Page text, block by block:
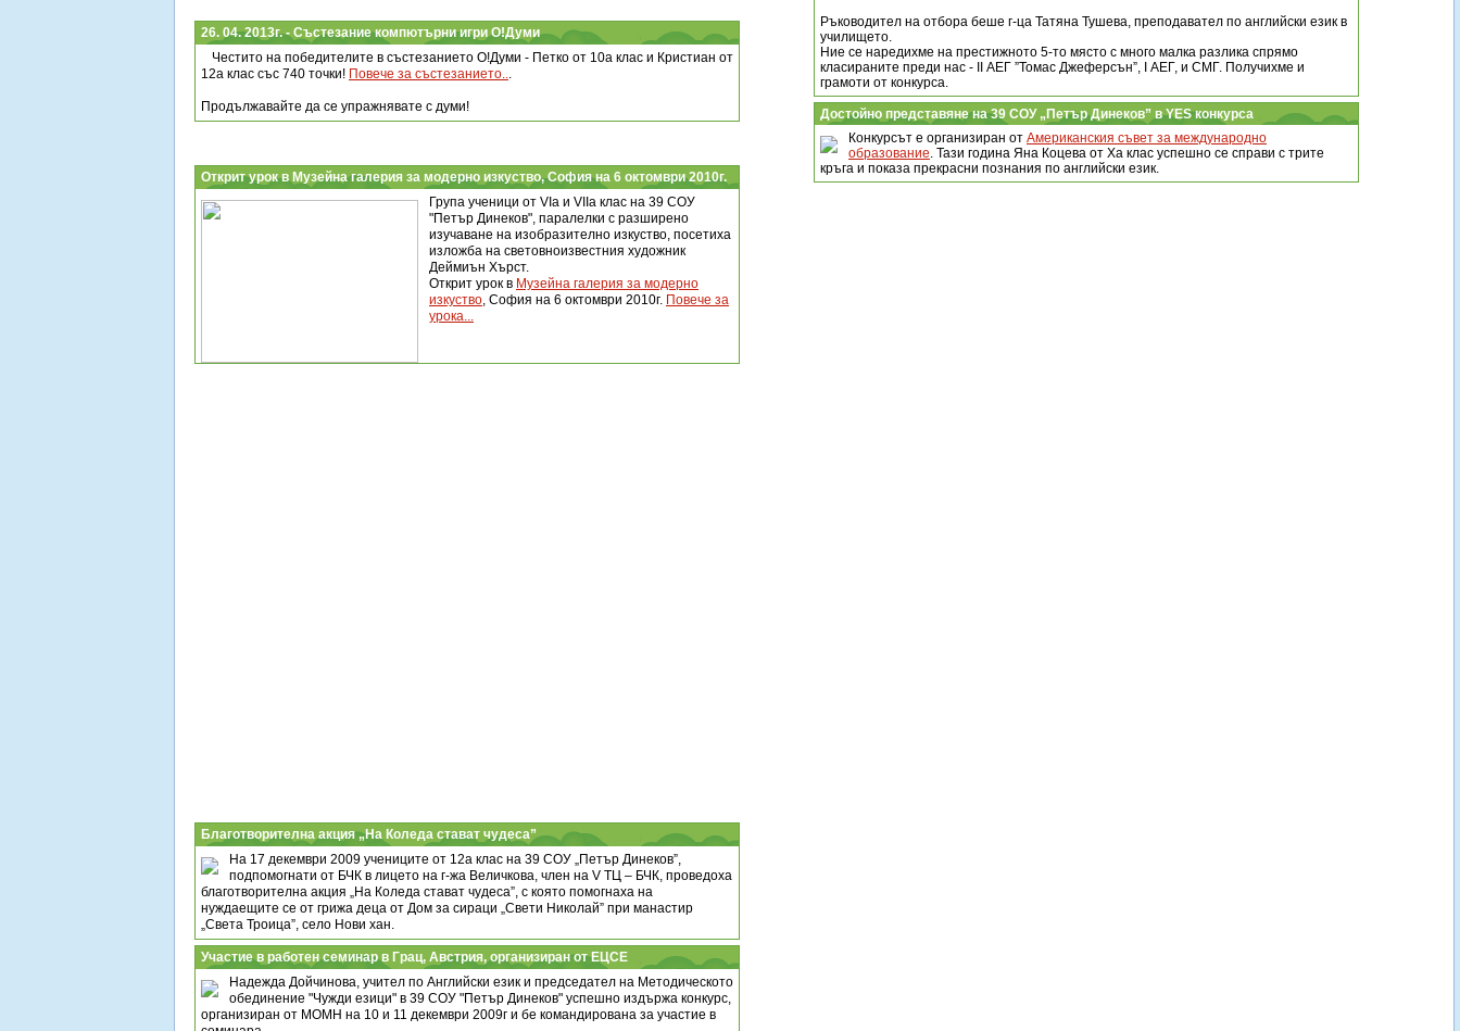
26. 04. 2013г. - Състезание компютърни игри О!Думи
Честито на победителите в състезанието О!Думи - Петко от 10а клас и Кристиан от
12а клас със 740 точки! Повече за състезанието...
Продължавайте да се упражнявате с думи!
Открит урок в Музейна галерия за модерно изкуство, София на 6 октомври 2010г.
Група ученици от VІа и VІІа клас на 39 СОУ
"Петър Динеков", паралелки с разширено
изучаване на изобразително изкуство, посетиха
изложба на световноизвестния художник
Деймиън Хърст.
Открит урок в Музейна галерия за модерно
изкуство, София на 6 октомври 2010г. Повече за
урока...
Благотворителна акция „На Коледа стават чудеса”
На 17 декември 2009 учениците от 12а клас на 39 СОУ „Петър Динеков”,
подпомогнати от БЧК в лицето на г-жа Величкова, член на V ТЦ – БЧК, проведоха
благотворителна акция „На Коледа стават чудеса”, с която помогнаха на
нуждаещите се от грижа деца от Дом за сираци „Свети Николай” при манастир
„Света Троица”, село Нови хан.
Участие в работен семинар в Грац, Австрия, организиран от ЕЦСЕ
Надежда Дойчинова, учител по Английски език и председател на Методическото
обединение "Чужди езици" в 39 СОУ "Петър Динеков" успешно издържа конкурс,
организиран от МОМН на 10 и 11 декември 2009г и бе командирована за участие в
Ръководител на отбора беше г-ца Татяна Тушева, преподавател по английски език в
училището.
Ние се наредихме на престижното 5-то място с много малка разлика спрямо
класираните преди нас - II АЕГ ”Томас Джеферсън”, I АЕГ, и СМГ. Получихме и
грамоти от конкурса.
Достойно представяне на 39 СОУ „Петър Динеков” в YES конкурса
Конкурсът е организиран от Американския съвет за международно
образование. Тази година Яна Коцева от Ха клас успешно се справи с трите
кръга и показа прекрасни познания по английски език.